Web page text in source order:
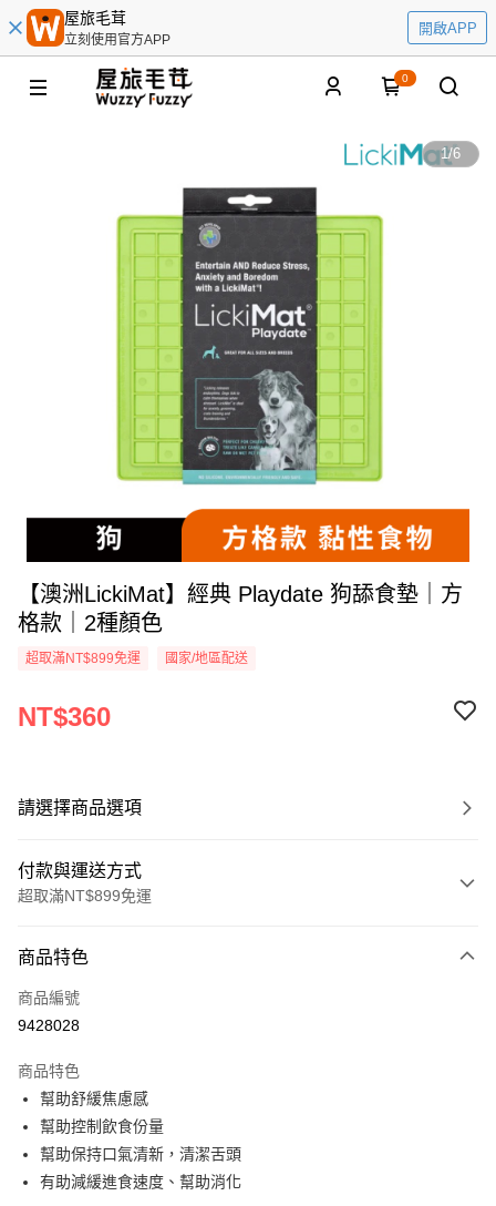
屋旅毛茸
立刻使用官方APP
開啟APP
0
1/6
【澳洲LickiMat】經典 Playdate 狗舔食墊｜方
格款｜2種顏色
超取滿NT$899免運 國家/地區配送
NT$360
請選擇商品選項
付款與運送方式
超取滿NT$899免運
信用卡一次付款
超商取貨付款
Apple Pay
街口支付
悠遊付
商品特色
商品編號
9428028
商品特色
幫助舒緩焦慮感
幫助控制飲食份量
幫助保持口氣清新，清潔舌頭
有助減緩進食速度、幫助消化